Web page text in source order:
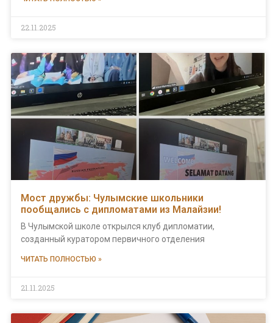
22.11.2025
Мост дружбы: Чулымские школьники
пообщались с дипломатами из Малайзии!
В Чулымской школе открылся клуб дипломатии,
созданный куратором первичного отделения
ЧИТАТЬ ПОЛНОСТЬЮ »
21.11.2025